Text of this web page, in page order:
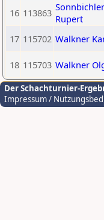
16 113863 Sonnbichler
Rupert
17 115702 Walkner
18 115703 Walkner
Der Schachturnier-
Impressum /